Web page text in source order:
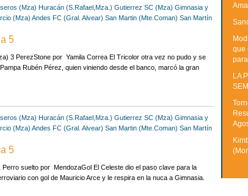
(Mza) Huracán (S.Rafael,Mza.) Gutierrez SC (Mza) Gimnasia y
(Mza) Andes FC (Gral. Alvear) San Martin (Mte.Coman) San Martín
5
3 PerezStone por Yamila Correa El Tricolor otra vez no pudo y se
Rubén Pérez, quien viniendo desde el banco, marcó la gran
(Mza) Huracán (S.Rafael,Mza.) Gutierrez SC (Mza) Gimnasia y
(Mza) Andes FC (Gral. Alvear) San Martin (Mte.Coman) San Martín
5
suelto por MendozaGol El Celeste dio el paso clave para la
con gol de Mauricio Arce y le respira en la nuca a Gimnasia.
que
LA